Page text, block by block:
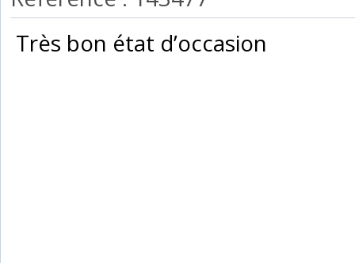
‎ Très bon état d’occasion ‎